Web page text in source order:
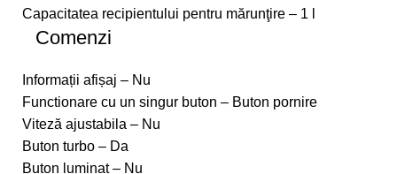
Capacitatea recipientului pentru mărunţire – 1 l
Comenzi
Informații afișaj – Nu
Functionare cu un singur buton – Buton pornire
Viteză ajustabila – Nu
Buton turbo – Da
Buton luminat – Nu